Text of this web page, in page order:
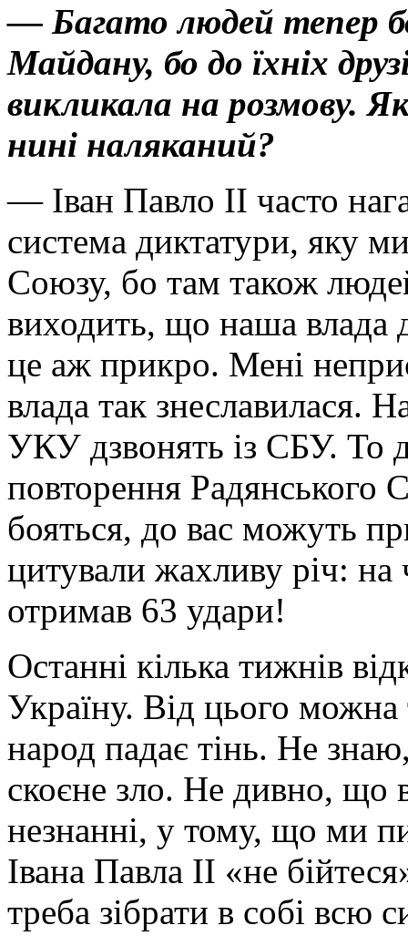
— Багато людей тепер
Майдану, бо до їхніх
викликала на розмову.
нині наляканий?
— Іван Павло ІІ часто
система диктатури, яку
Союзу, бо там також
виходить, що наша влада
це аж прикро. Мені
влада так знеславилася.
УКУ дзвонять із СБУ. То
повторення
бояться, до вас можуть
цитували жахливу річ: на
отримав 63 удари!
Останні кілька тижнів
Україну. Від цього
народ падає тінь. Не
скоєне зло. Не дивно, що
незнанні, у тому, що ми
Івана Павла ІІ «не
треба зібрати в собі всю